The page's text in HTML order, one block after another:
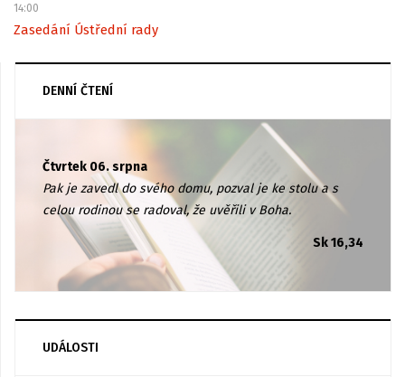
14:00
Zasedání Ústřední rady
DENNÍ ČTENÍ
Čtvrtek 06. srpna
Pak je zavedl do svého domu, pozval je ke stolu a s
celou rodinou se radoval, že uvěřili v Boha.
Sk 16,34
UDÁLOSTI